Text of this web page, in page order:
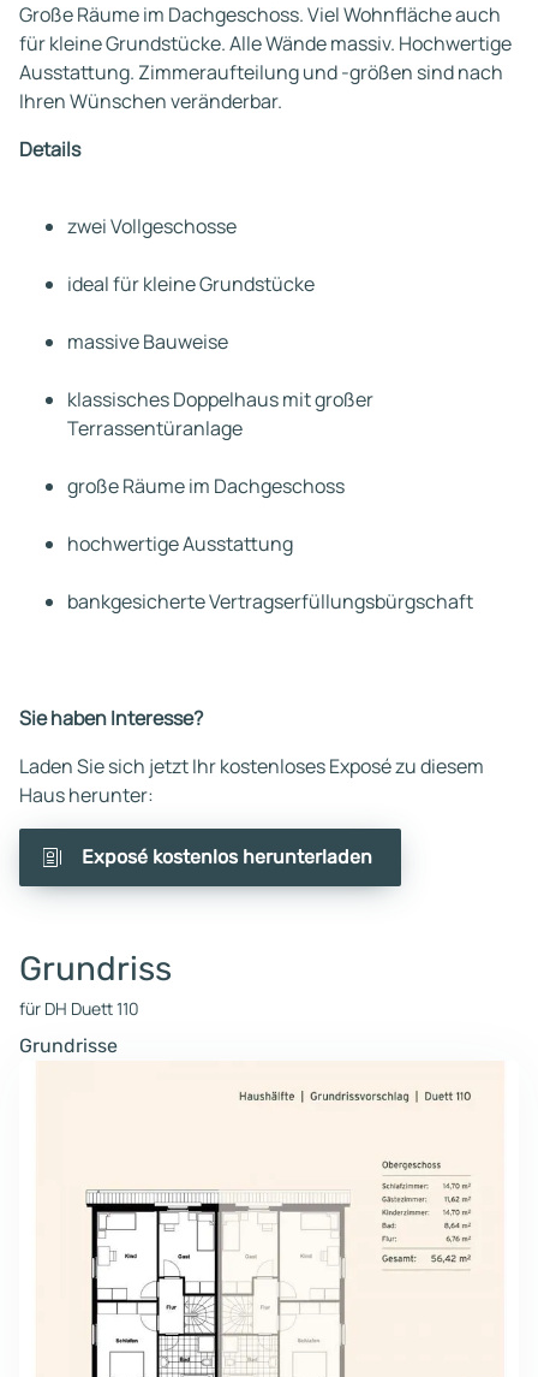
Große Räume im Dachgeschoss. Viel Wohnfläche auch
für kleine Grundstücke. Alle Wände massiv. Hochwertige
Ausstattung. Zimmeraufteilung und -größen sind nach
Ihren Wünschen veränderbar.
Details
zwei Vollgeschosse
ideal für kleine Grundstücke
massive Bauweise
klassisches Doppelhaus mit großer
Terrassentüranlage
große Räume im Dachgeschoss
hochwertige Ausstattung
bankgesicherte Vertragserfüllungsbürgschaft
Sie haben Interesse?
Laden Sie sich jetzt Ihr kostenloses Exposé zu diesem
Haus herunter:
Exposé kostenlos herunterladen
Grundriss
für DH Duett 110
Grundrisse